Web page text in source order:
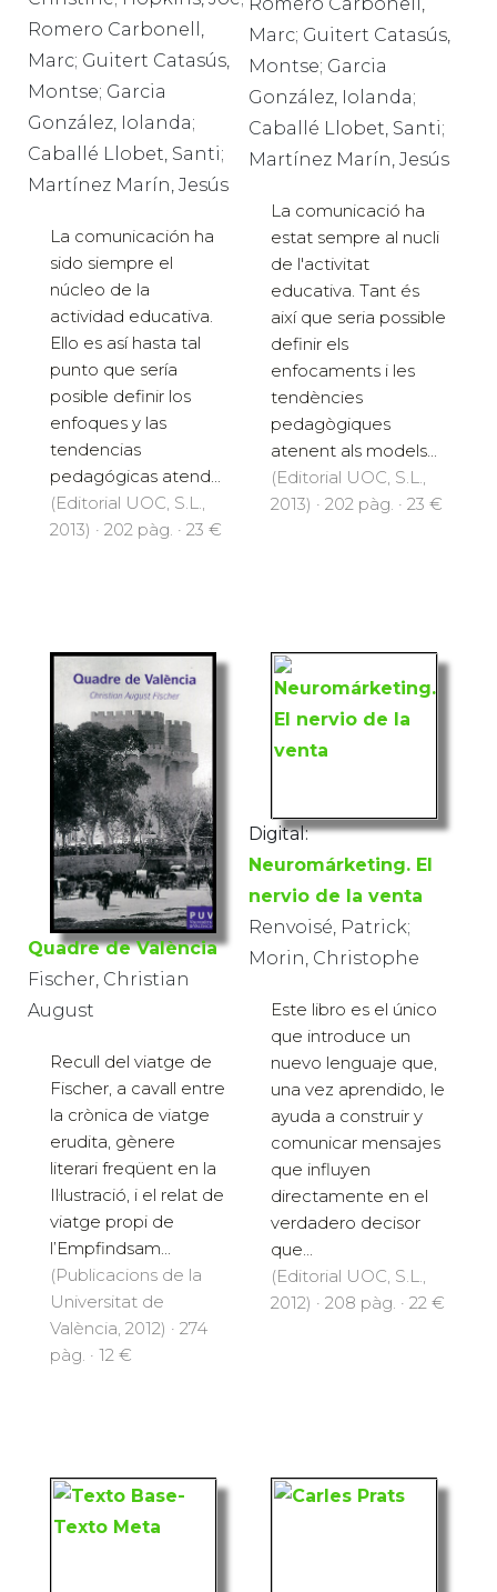
Romero Carbonell,
Marc; Guitert Catasús,
Montse; Garcia
González, Iolanda;
Caballé Llobet, Santi;
Martínez Marín, Jesús
La comunicación ha
sido siempre el
núcleo de la
actividad educativa.
Ello es así hasta tal
punto que sería
posible definir los
enfoques y las
tendencias
pedagógicas atend...
(Editorial UOC, S.L.,
2013) · 202 pàg. · 23 €
Marc; Guitert Catasús,
Montse; Garcia
González, Iolanda;
Caballé Llobet, Santi;
Martínez Marín, Jesús
La comunicació ha
estat sempre al nucli
de l'activitat
educativa. Tant és
així que seria possible
definir els
enfocaments i les
tendències
pedagògiques
atenent als models...
(Editorial UOC, S.L.,
2013) · 202 pàg. · 23 €
Quadre de València
Fischer, Christian
August
Recull del viatge de
Fischer, a cavall entre
la crònica de viatge
erudita, gènere
literari freqüent en la
Il·lustració, i el relat de
viatge propi de
l’Empfindsam...
(Publicacions de la
Universitat de
València, 2012) · 274
pàg. · 12 €
Digital:
Neuromárketing. El
nervio de la venta
Renvoisé, Patrick;
Morin, Christophe
Este libro es el único
que introduce un
nuevo lenguaje que,
una vez aprendido, le
ayuda a construir y
comunicar mensajes
que influyen
directamente en el
verdadero decisor
que...
(Editorial UOC, S.L.,
2012) · 208 pàg. · 22 €